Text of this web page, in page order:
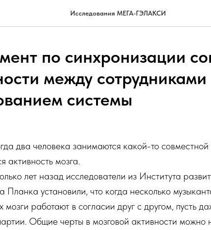
Исследования МЕГА-ГЭЛАКСИ
по синхронизации
между
системы
два человека занимаются какой-то совместной
активность мозга.
лет назад исследователи из Института
установили, что когда несколько
мозги работают в согласии друг с другом, пусть
Общие черты в мозговой активности можно